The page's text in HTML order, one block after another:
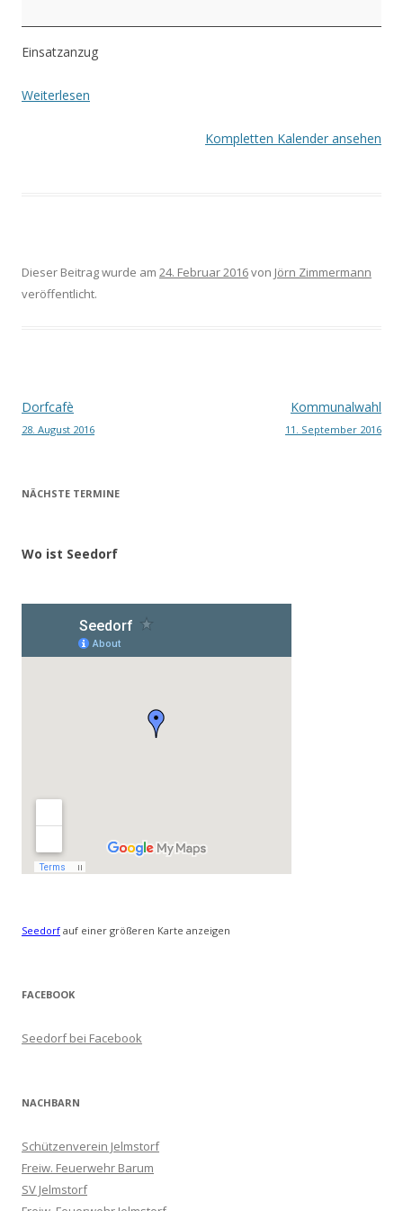
Einsatzanzug
Weiterlesen
Kompletten Kalender ansehen
Dieser Beitrag wurde am 24. Februar 2016von Jörn Zimmermann
veröffentlicht.
Beitragsnavigation
Dorfcafè
28. August 2016
Kommunalwahl
11. September 2016
NÄCHSTE TERMINE
Wo ist Seedorf
Seedorf auf einer größeren Karte anzeigen
FACEBOOK
Seedorf bei Facebook
NACHBARN
Schützenverein Jelmstorf
Freiw. Feuerwehr Barum
SV Jelmstorf